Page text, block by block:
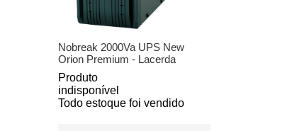
Nobreak 2000Va UPS New
Orion Premium - Lacerda
Produto
indisponível
Todo estoque foi vendido